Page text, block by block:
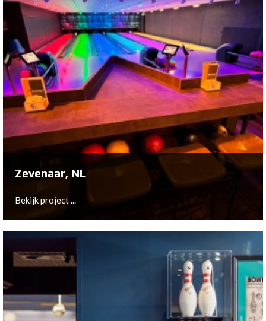
Leirvik, NO
Bekijk project ...
Zevenaar, NL
Bekijk project ...